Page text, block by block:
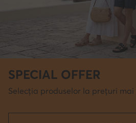
SPECIAL OFFER
Selecția produselor la prețuri mai